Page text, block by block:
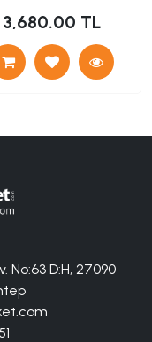
3,680.00 TL
No:63 D:H, 27090